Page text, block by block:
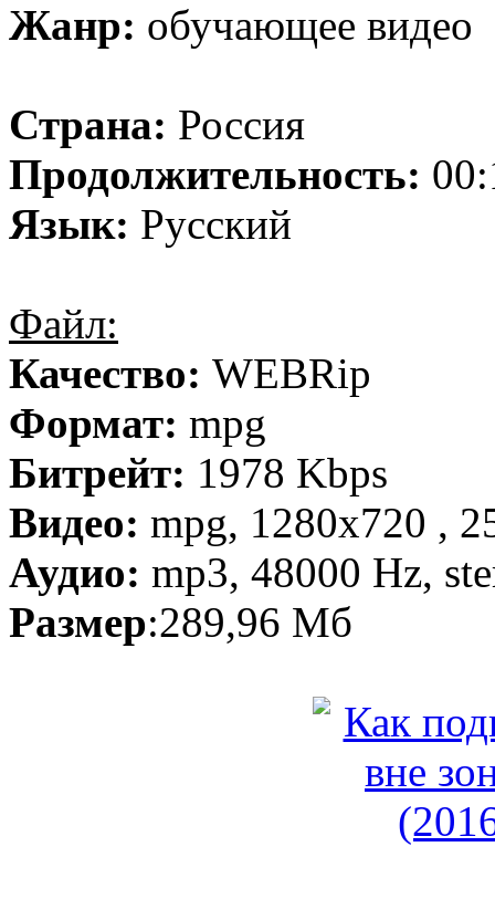
Жанр: обучающее видео
Страна: Россия
Продолжительность:
Язык: Русский
Файл:
Качество: WEBRip
Формат: mpg
Битрейт: 1978 Kbps
Видео: mpg, 1280х720 ,
Аудио: mp3, 48000 Hz,
Размер:289,96 Мб